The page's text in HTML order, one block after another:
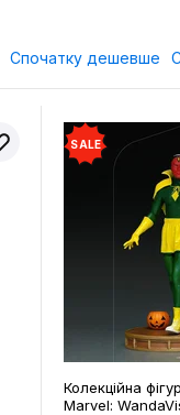
Спочатку дешевше
SALE
Колекційна
Marvel: